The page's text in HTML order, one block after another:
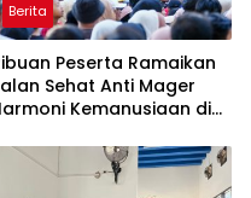
Berita
Peserta Ramaikan
Sehat Anti Mager
Kemanusiaan di